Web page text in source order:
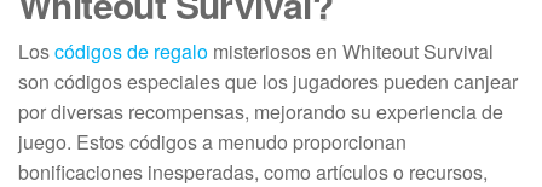
Loscódigos de regalo misteriosos en Whiteout Survival
son códigos especiales que los jugadores pueden canjear
por diversas recompensas, mejorando su experiencia de
juego. Estos códigos a menudo proporcionan
bonificaciones inesperadas, como artículos o recursos,